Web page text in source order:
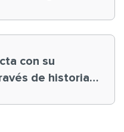
con su
de historias